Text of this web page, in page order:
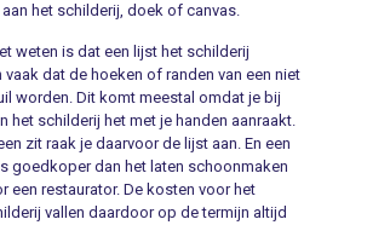
het schilderij, doek of canvas.
weten is dat een lijst het schilderij
vaak dat de hoeken of randen van een niet
worden. Dit komt meestal omdat je bij
het schilderij het met je handen aanraakt.
zit raak je daarvoor de lijst aan. En een
goedkoper dan het laten schoonmaken
een restaurator. De kosten voor het
vallen daardoor op de termijn altijd